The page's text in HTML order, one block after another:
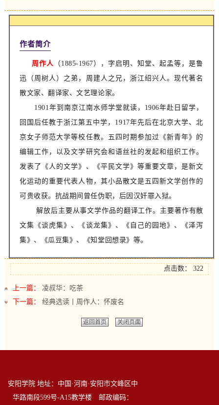
作者简介
周作人 （1885-1967），字启明、知堂、起孟等，是鲁
迅（周树人）之弟，周建人之兄，浙江绍兴人。现代著名
散文家、翻译家、文艺理论家。
1901年到南京江南水师学堂就读，1906年赴日留学，
回国后任教于浙江第五中学，1917年先后在北京大学、北
京女子师范大学等校任教。五四时期参加过《新青年》的
编辑工作，以及文学研究会和语丝社的发起和组织工作。
发表了《人的文学》、《平民文学》等重要文章，是新文
化运动的重要代表人物，其小品散文是五四新文学创作的
可贵收获。抗战期间曾任伪职，后因汉奸罪入狱。
解放后主要从事文学作品的翻译工作。主要著作有散
文集《谈虎集》、《谈龙集》、
《自己的园地》、
《泽泻
集》、《瓜豆集》、《知堂回想录》等。
点击数：322
上一篇：
凌叔华：吃茶
下一篇：
经典选读丨周作人：怀废名
返回首页 关闭页面
安阳学院 地址：中国·河南·安阳市文峰区中
华路南段599号-A15教学楼 邮政编码：